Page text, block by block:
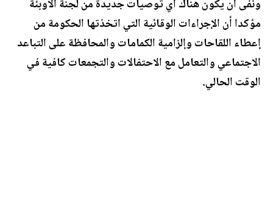
ونفى أن يكون هناك أي توصيات جديدة من لجنة الأوبئة
مؤكدا أن الإجراءات الوقائية التي اتخذتها الحكومة من
إعطاء اللقاحات وإلزامية الكمامات والمحافظة على التباعد
الاجتماعي والتعامل مع الاحتفالات والتجمعات كافية في
الوقت الحالي.